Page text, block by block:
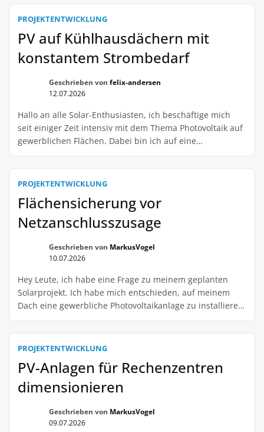
Artenschutz um die Ecke und macht alles zunichte. Aber
PROJEKTENTWICKLUNG
PV auf Kühlhausdächern mit
konstantem Strombedarf
Geschrieben von felix-andersen
12.07.2026
Hallo an alle Solar-Enthusiasten, ich beschäftige mich
seit einiger Zeit intensiv mit dem Thema Photovoltaik auf
gewerblichen Flächen. Dabei bin ich auf eine
Kühlhausdächern mit konstantem Strombedarf. Diese Art
Kühlhäuser oft flache, […]
PROJEKTENTWICKLUNG
Flächensicherung vor
Netzanschlusszusage
Geschrieben von MarkusVogel
10.07.2026
Hey Leute, ich habe eine Frage zu meinem geplanten
Solarprojekt. Ich habe mich entschieden, auf meinem
Dach eine gewerbliche Photovoltaikanlage zu installieren.
muss. Was genau bedeutet das? Muss ich jetzt extra
reicht es […]
PROJEKTENTWICKLUNG
PV-Anlagen für Rechenzentren
dimensionieren
Geschrieben von MarkusVogel
09.07.2026